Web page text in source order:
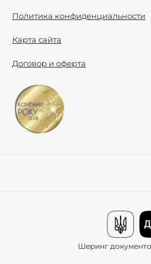
Политика конфиденциальности
Карта сайта
Договор и оферта
Шеринг